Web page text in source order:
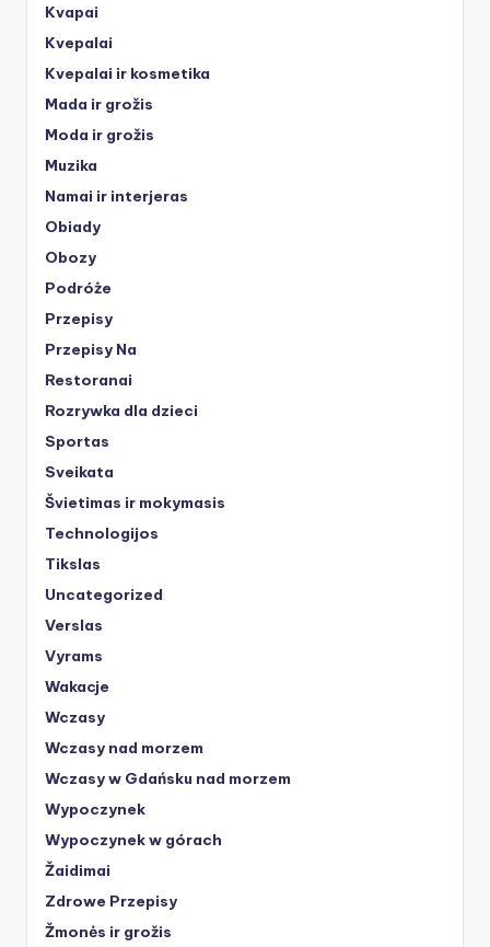
Kvapai
Kvepalai
Kvepalai ir kosmetika
Mada ir grožis
Moda ir grožis
Muzika
Namai ir interjeras
Obiady
Obozy
Podróże
Przepisy
Przepisy Na
Restoranai
Rozrywka dla dzieci
Sportas
Sveikata
Švietimas ir mokymasis
Technologijos
Tikslas
Uncategorized
Verslas
Vyrams
Wakacje
Wczasy
Wczasy nad morzem
Wczasy w Gdańsku nad morzem
Wypoczynek
Wypoczynek w górach
Žaidimai
Zdrowe Przepisy
Žmonės ir grožis